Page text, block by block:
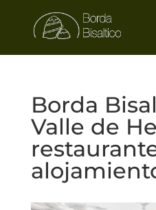
Borda
Valle de